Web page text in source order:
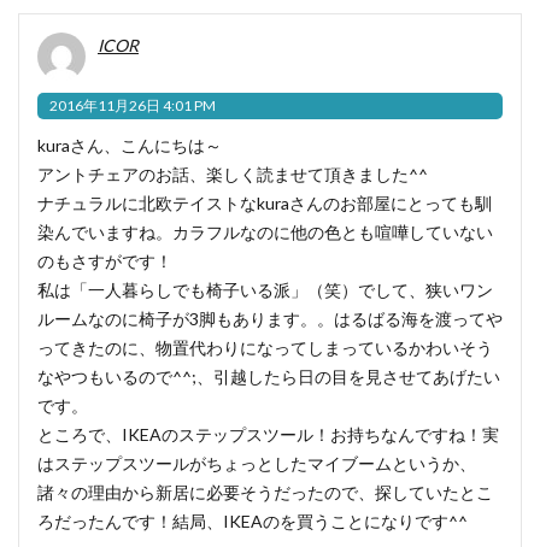
ICOR
2016年11月26日 4:01 PM
kuraさん、こんにちは～
アントチェアのお話、楽しく読ませて頂きました^^
ナチュラルに北欧テイストなkuraさんのお部屋にとっても馴
染んでいますね。カラフルなのに他の色とも喧嘩していない
のもさすがです！
私は「一人暮らしでも椅子いる派」（笑）でして、狭いワン
ルームなのに椅子が3脚もあります。。はるばる海を渡ってや
ってきたのに、物置代わりになってしまっているかわいそう
なやつもいるので^^;、引越したら日の目を見させてあげたい
です。
ところで、IKEAのステップスツール！お持ちなんですね！実
はステップスツールがちょっとしたマイブームというか、
諸々の理由から新居に必要そうだったので、探していたとこ
ろだったんです！結局、IKEAのを買うことになりです^^